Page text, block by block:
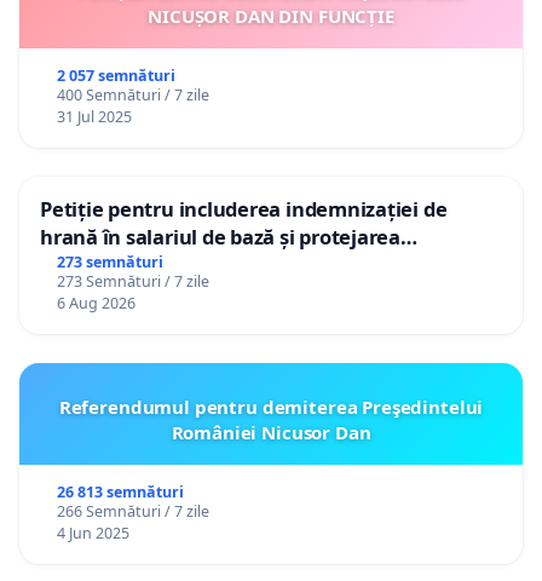
NICUȘOR DAN DIN FUNCȚIE
2 057 semnături
400 Semnături / 7 zile
31 Jul 2025
Petiție pentru includerea indemnizației de
hrană în salariul de bază și protejarea
gradațiilor de vechime pentru asistenții
personali
273 semnături
273 Semnături / 7 zile
6 Aug 2026
Referendumul pentru demiterea Preşedintelui
României Nicusor Dan
26 813 semnături
266 Semnături / 7 zile
4 Jun 2025